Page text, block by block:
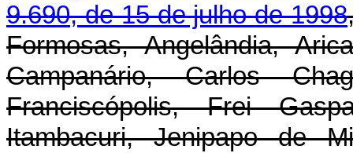
9.690, de 15 de julho de 1998
Formosas, Angelândia,
Campanário, Carlos
Franciscópolis, Frei
Itambacuri, Jenipapo de